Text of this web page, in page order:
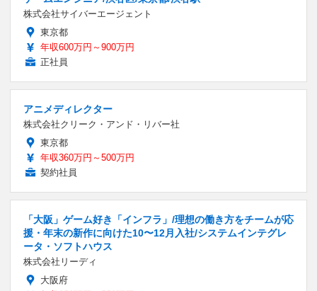
株式会社サイバーエージェント
東京都
年収600万円～900万円
正社員
アニメディレクター
株式会社クリーク・アンド・リバー社
東京都
年収360万円～500万円
契約社員
「大阪」ゲーム好き「インフラ」/理想の働き方をチームが応
援・年末の新作に向けた10〜12月入社/システムインテグレ
ータ・ソフトハウス
株式会社リーディ
大阪府